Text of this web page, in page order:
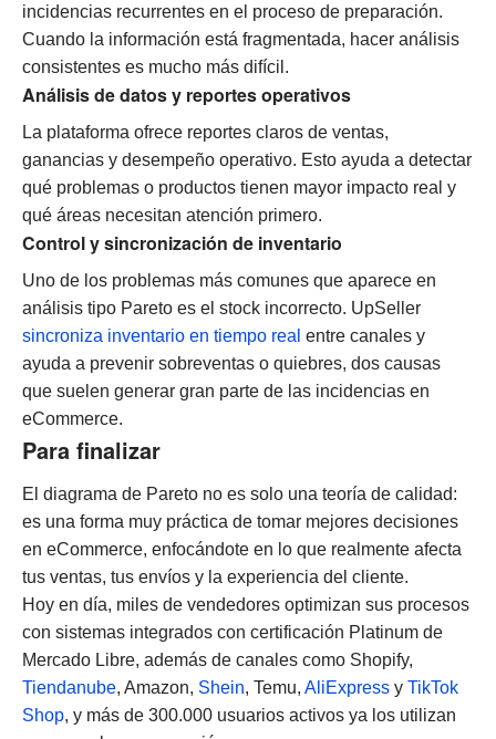
incidencias recurrentes en el proceso de preparación.
Cuando la información está fragmentada, hacer análisis
consistentes es mucho más difícil.
Análisis de datos y reportes operativos
La plataforma ofrece reportes claros de ventas,
ganancias y desempeño operativo. Esto ayuda a detectar
qué problemas o productos tienen mayor impacto real y
qué áreas necesitan atención primero.
Control y sincronización de inventario
Uno de los problemas más comunes que aparece en
análisis tipo Pareto es el stock incorrecto. UpSeller
sincroniza inventario en tiempo real entre canales y
ayuda a prevenir sobreventas o quiebres, dos causas
que suelen generar gran parte de las incidencias en
eCommerce.
Para finalizar
El diagrama de Pareto no es solo una teoría de calidad:
es una forma muy práctica de tomar mejores decisiones
en eCommerce, enfocándote en lo que realmente afecta
tus ventas, tus envíos y la experiencia del cliente.
Hoy en día, miles de vendedores optimizan sus procesos
con sistemas integrados con certificación Platinum de
Mercado Libre, además de canales como Shopify,
Tiendanube, Amazon, Shein, Temu, AliExpress y TikTok
Shop, y más de 300.000 usuarios activos ya los utilizan